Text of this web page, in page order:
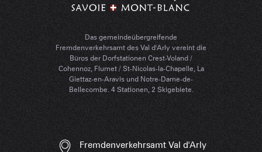
Das gemeindeübergreifende
Fremdenverkehrsamt des Val d'Arly vereint die
Büros der Dorfstationen Crest-Voland /
Cohennoz, Flumet / St-Nicolas-la-Chapelle, La
Giettaz-en-Aravis und Notre-Dame-de-
Bellecombe. 4 Stationen, 2 Skigebiete.
Fremdenverkehrsamt Val d'Arly